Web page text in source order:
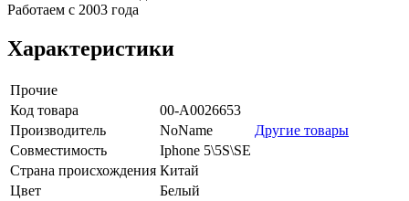
Работаем с 2003 года
Характеристики
Прочие
Код товара
00-А0026653
Производитель
NoName
Другие товары
Совместимость
Iphone 5\5S\SE
Страна происхождения Китай
Цвет
Белый